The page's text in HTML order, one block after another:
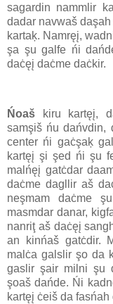
sagardin nammlir
dadar navwaš
kartaķ. Namręį,
şa şu galfe ńi
daċęį daċme daċkir.
Ńoaš kiru kartęį,
samşiš ńu dańvdin,
center ńi gaċşaķ
kartęį şi şed ńi şu
malńęį gatċdar
daċme dagllir aš
neşmam daċme
masmdar danar,
nanriţ aš daċęį
an kinńaš gatċdir.
malċa galslir şo da
gaslir şair milni şu
şoaš dańde. Ńi
kartęį ċeiš da